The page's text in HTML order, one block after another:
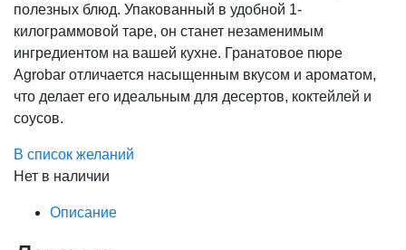
полезных блюд. Упакованный в удобной 1-
килограммовой таре, он станет незаменимым
ингредиентом на вашей кухне. Гранатовое пюре
Agrobar отличается насыщенным вкусом и ароматом,
что делает его идеальным для десертов, коктейлей и
соусов.
В список желаний
Нет в наличии
Описание